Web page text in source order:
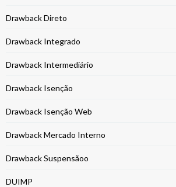
Drawback Direto
Drawback Integrado
Drawback Intermediário
Drawback Isenção
Drawback Isenção Web
Drawback Mercado Interno
Drawback Suspensãoo
DUIMP